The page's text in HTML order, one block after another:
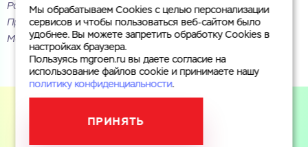
Рабочая среда вода
Присоединение фланцевое
Маркировка
30ч39р
Мы обрабатываем Cookies с целью персонализации
сервисов и чтобы пользоваться веб-сайтом было
удобнее. Вы можете запретить обработку Cookies в
настройках браузера.
Пользуясь mgroen.ru вы даете согласие на
использование файлов cookie и принимаете нашу
политику конфиденциальности.
ПРИНЯТЬ